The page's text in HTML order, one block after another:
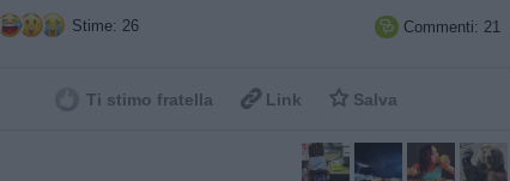
Stime: 26  Commenti: 21
Ti stimo fratella  Link  Salva